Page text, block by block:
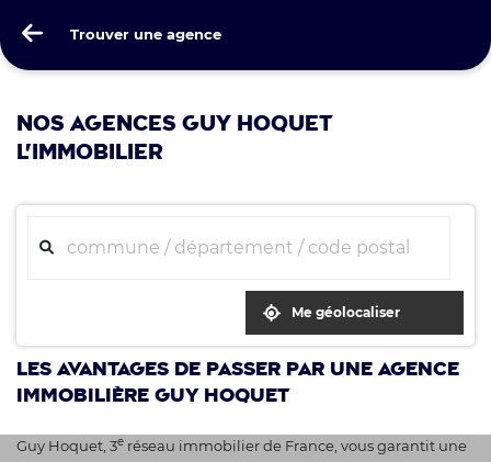
Trouver une agence
Guy Hoquet
NOS AGENCES GUY HOQUET
L'IMMOBILIER
Me géolocaliser
Les avantages de passer par une agence
immobilière Guy Hoquet
Guy Hoquet, 3e réseau immobilier de France, vous garantit une